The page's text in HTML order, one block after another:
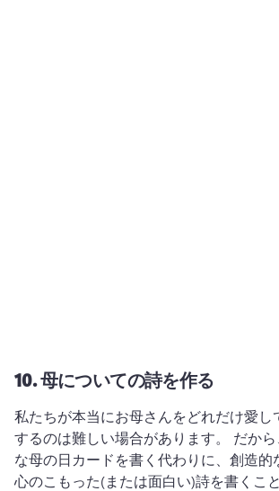
10.母についての詩を作る
私たちが本当にお母さんをどれだけ愛し
するのは難しい場合があります。 だか
な母の日カードを書く代わりに、創造的
心のこもった(または面白い)詩を書くこ